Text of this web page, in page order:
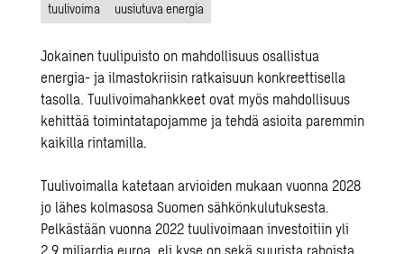
tuulivoima uusiutuva energia
Jokainen tuulipuisto on mahdollisuus osallistua
energia- ja ilmastokriisin ratkaisuun konkreettisella
tasolla. Tuulivoimahankkeet ovat myös mahdollisuus
kehittää toimintatapojamme ja tehdä asioita paremmin
kaikilla rintamilla.
Tuulivoimalla katetaan arvioiden mukaan vuonna 2028
jo lähes kolmasosa Suomen sähkönkulutuksesta.
Pelkästään vuonna 2022 tuulivoimaan investoitiin yli
2,9 miljardia euroa, eli kyse on sekä suurista rahoista